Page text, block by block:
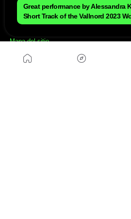
NOSOTROS
Mapa del sitio
Anúnciate con nosotros
Política de cookies
Great performance by Alessandra
Short Track of the Vallnord 2023